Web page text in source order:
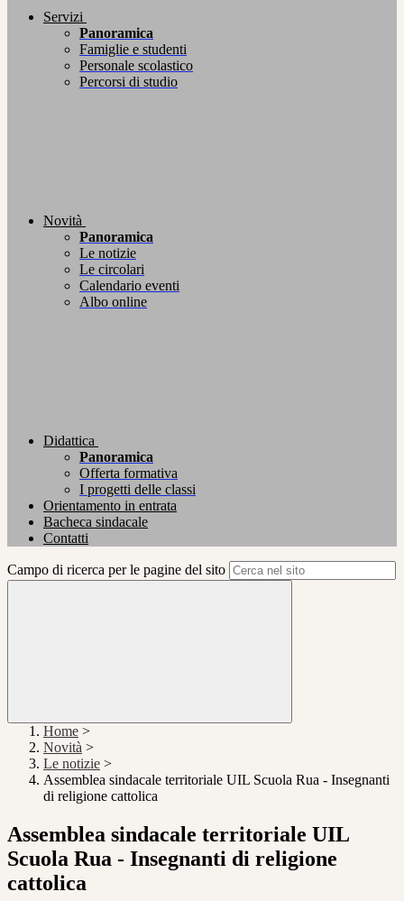
Servizi
Panoramica
Famiglie e studenti
Personale scolastico
Percorsi di studio
Novità
Panoramica
Le notizie
Le circolari
Calendario eventi
Albo online
Didattica
Panoramica
Offerta formativa
I progetti delle classi
Orientamento in entrata
Bacheca sindacale
Contatti
Campo di ricerca per le pagine del sito
Home >
Novità >
Le notizie >
Assemblea sindacale territoriale UIL Scuola Rua - Insegnanti
di religione cattolica
Assemblea sindacale territoriale UIL
Scuola Rua - Insegnanti di religione
cattolica